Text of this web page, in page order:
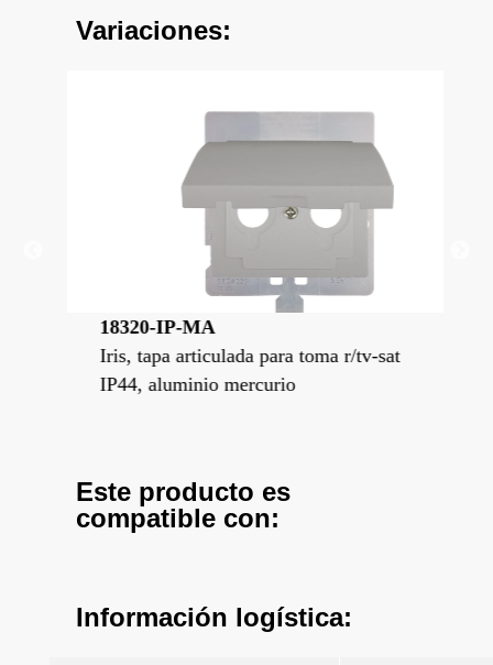
Variaciones:
18320-IP-MA
Iris, tapa articulada para toma r/tv-sat
IP44, aluminio mercurio
Este producto es
compatible con:
Información logística: